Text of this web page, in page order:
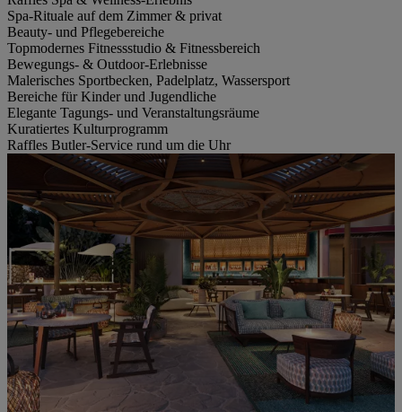
Spa-Rituale auf dem Zimmer & privat
Beauty- und Pflegebereiche
Topmodernes Fitnessstudio & Fitnessbereich
Bewegungs- & Outdoor-Erlebnisse
Malerisches Sportbecken, Padelplatz, Wassersport
Bereiche für Kinder und Jugendliche
Elegante Tagungs- und Veranstaltungsräume
Kuratiertes Kulturprogramm
Raffles Butler-Service rund um die Uhr